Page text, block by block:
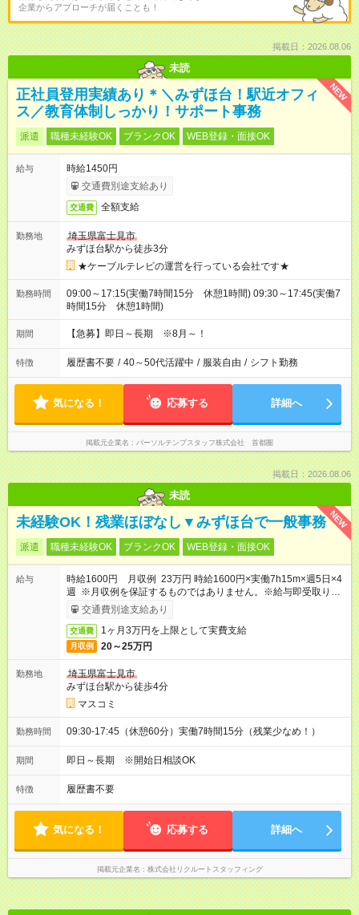
企業からアプローチが届くことも！
掲載日：2026.08.06
未読
NEW
正社員登用実績あり＊＼みずほ台！駅近オフィ
ス／教育体制しっかり！サポート事務
派遣 職種未経験OK ブランクOK WEB登録・面接OK
給与
時給1450円
交通費別途支給あり
交通費 全額支給
勤務地
埼玉県富士見市
みずほ台駅から徒歩3分
★ケーブルテレビの運営を行っている会社です★
勤務時間
09:00～17:15(実働7時間15分 休憩1時間) 09:30～17:45(実働7
時間15分 休憩1時間)
期間 【急募】即日～長期 ※8月～！
特徴 履歴書不要 / 40～50代活躍中 / 服装自由 / シフト勤務
気になる！ 応募する 詳細へ
掲載元企業名 パーソルテンプスタッフ株式会社 首都圏
掲載日：2026.08.06
未読
NEW
未経験OK！残業ほぼなし▼みずほ台で一般事務
派遣 職種未経験OK ブランクOK WEB登録・面接OK
給与
時給1600円 月収例 23万円 時給1600円×実働7h15m×週5日×4
週 ※月収例を保証するものではありません。※給与即受取りサ
ービス利用可（利用条件有）
交通費別途支給あり
交通費 1ヶ月3万円を上限として実費支給
月収例 20～25万円
勤務地
埼玉県富士見市
みずほ台駅から徒歩4分
マスコミ
勤務時間 09:30-17:45（休憩60分）実働7時間15分（残業少なめ！）
期間 即日～長期 ※開始日相談OK
特徴 履歴書不要
気になる！ 応募する 詳細へ
掲載元企業名 株式会社リクルートスタッフィング